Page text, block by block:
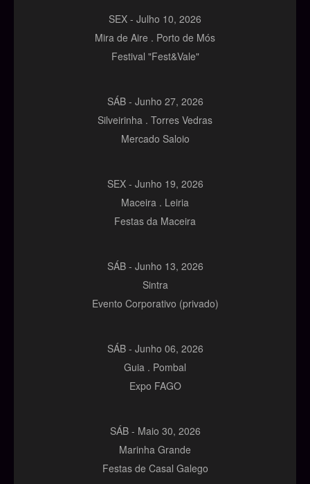
SEX - Julho 10, 2026
Mira de Aire . Porto de Mós
Festival "Fest&Vale"
SÁB - Junho 27, 2026
Silveirinha . Torres Vedras
Mercado Saloio
SEX - Junho 19, 2026
Maceira . Leiria
Festas da Maceira
SÁB - Junho 13, 2026
Sintra
Evento Corporativo (privado)
SÁB - Junho 06, 2026
Guia . Pombal
Expo FAGO
SÁB - Maio 30, 2026
Marinha Grande
Festas de Casal Galego